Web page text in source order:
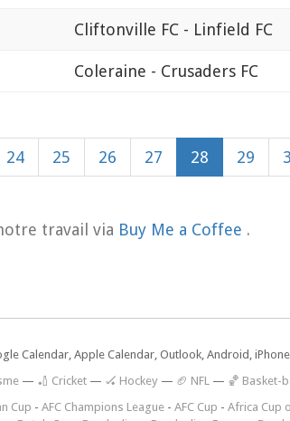
Cliftonville FC - Linfield FC
Coleraine - Crusaders FC
24 25 26 27 28 29
travail via Buy Me a Coffee .
Calendar, Apple Calendar, Outlook, Android,
— 🏏 Cricket — 🏑 Hockey — 🏈 NFL — 🏀 Basket-
Cup - AFC Champions League - AFC Cup - Africa Cup